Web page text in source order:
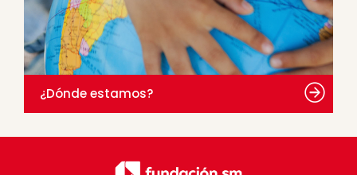
¿Dónde estamos?